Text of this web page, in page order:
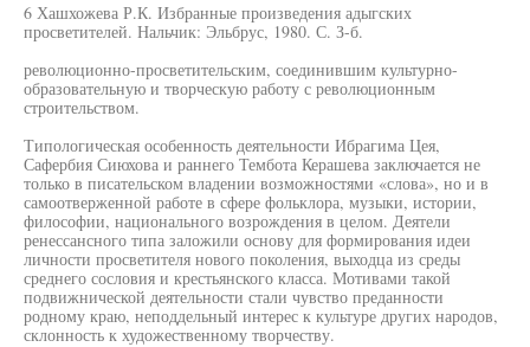
6 Хашхожева Р.К. Избранные произведения адыгских
просветителей. Нальчик: Эльбрус, 1980. С. З-б.
революционно-просветительским, соединившим культурно-
образовательную и творческую работу с революционным
строительством.
Типологическая особенность деятельности Ибрагима Цея,
Сафербия Сиюхова и раннего Тембота Керашева заключается не
только в писательском владении возможностями «слова», но и в
самоотверженной работе в сфере фольклора, музыки, истории,
философии, национального возрождения в целом. Деятели
ренессансного типа заложили основу для формирования идеи
личности просветителя нового поколения, выходца из среды
среднего сословия и крестьянского класса. Мотивами такой
подвижнической деятельности стали чувство преданности
родному краю, неподдельный интерес к культуре других народов,
склонность к художественному творчеству.